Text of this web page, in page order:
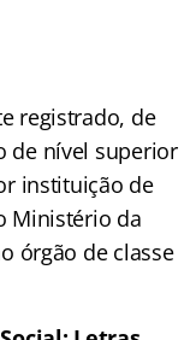
registrado, de
de nível superior
instituição de
Ministério da
órgão de classe